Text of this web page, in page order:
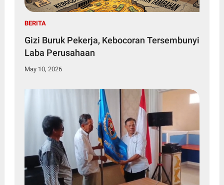
BERITA
Gizi Buruk Pekerja, Kebocoran Tersembunyi
Laba Perusahaan
May 10, 2026